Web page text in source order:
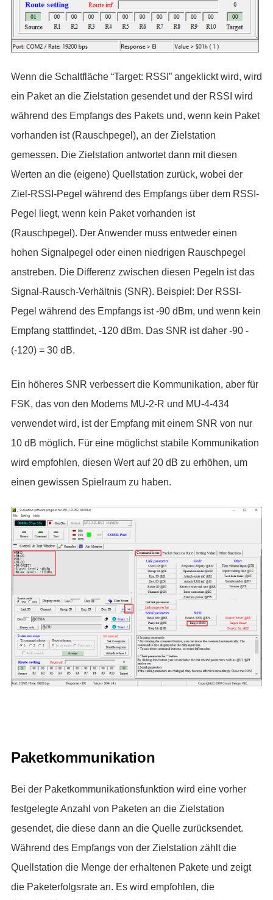
Wenn die Schaltfläche “Target: RSSI” angeklickt wird, wird
ein Paket an die Zielstation gesendet und der RSSI wird
während des Empfangs des Pakets und, wenn kein Paket
vorhanden ist (Rauschpegel), an der Zielstation
gemessen. Die Zielstation antwortet dann mit diesen
Werten an die (eigene) Quellstation zurück, wobei der
Ziel-RSSI-Pegel während des Empfangs über dem RSSI-
Pegel liegt, wenn kein Paket vorhanden ist
(Rauschpegel). Der Anwender muss entweder einen
hohen Signalpegel oder einen niedrigen Rauschpegel
anstreben. Die Differenz zwischen diesen Pegeln ist das
Signal-Rausch-Verhältnis (SNR). Beispiel: Der RSSI-
Pegel während des Empfangs ist -90 dBm, und wenn kein
Empfang stattfindet, -120 dBm. Das SNR ist daher -90 -
(-120) = 30 dB.
Ein höheres SNR verbessert die Kommunikation, aber für
FSK, das von den Modems MU-2-R und MU-4-434
verwendet wird, ist der Empfang mit einem SNR von nur
10 dB möglich. Für eine möglichst stabile Kommunikation
wird empfohlen, diesen Wert auf 20 dB zu erhöhen, um
einen gewissen Spielraum zu haben.
Paketkommunikation
Bei der Paketkommunikationsfunktion wird eine vorher
festgelegte Anzahl von Paketen an die Zielstation
gesendet, die diese dann an die Quelle zurücksendet.
Während des Empfangs von der Zielstation zählt die
Quellstation die Menge der erhaltenen Pakete und zeigt
die Paketerfolgsrate an. Es wird empfohlen, die